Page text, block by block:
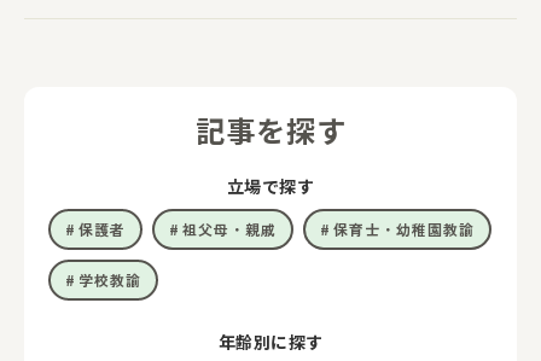
記事を探す
立場で探す
保護者 祖父母・親戚 保育士・幼稚園教諭
学校教諭
年齢別に探す